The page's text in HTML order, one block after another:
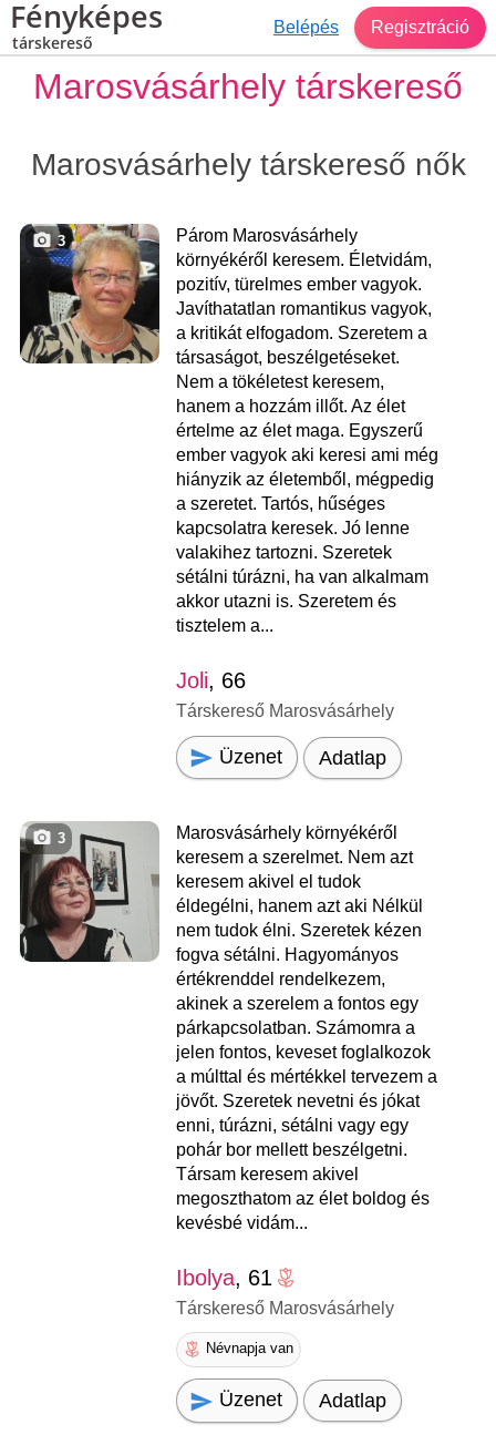
Fényképes
társkereső
Belépés Regisztráció
Marosvásárhely társkereső
Marosvásárhely társkereső nők
3
Párom Marosvásárhely
környékéről keresem. Életvidám,
pozitív, türelmes ember vagyok.
Javíthatatlan romantikus vagyok,
a kritikát elfogadom. Szeretem a
társaságot, beszélgetéseket.
Nem a tökéletest keresem,
hanem a hozzám illőt. Az élet
értelme az élet maga. Egyszerű
ember vagyok aki keresi ami még
hiányzik az életemből, mégpedig
a szeretet. Tartós, hűséges
kapcsolatra keresek. Jó lenne
valakihez tartozni. Szeretek
sétálni túrázni, ha van alkalmam
akkor utazni is. Szeretem és
tisztelem a...
Joli, 66
Társkereső Marosvásárhely
Üzenet Adatlap
3
Marosvásárhely környékéről
keresem a szerelmet. Nem azt
keresem akivel el tudok
éldegélni, hanem azt aki Nélkül
nem tudok élni. Szeretek kézen
fogva sétálni. Hagyományos
értékrenddel rendelkezem,
akinek a szerelem a fontos egy
párkapcsolatban. Számomra a
jelen fontos, keveset foglalkozok
a múlttal és mértékkel tervezem a
jövőt. Szeretek nevetni és jókat
enni, túrázni, sétálni vagy egy
pohár bor mellett beszélgetni.
Társam keresem akivel
megoszthatom az élet boldog és
kevésbé vidám...
Ibolya, 61
Társkereső Marosvásárhely
Névnapja van
Üzenet Adatlap